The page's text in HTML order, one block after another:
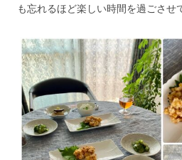
も忘れるほど楽しい時間を過ごさせ